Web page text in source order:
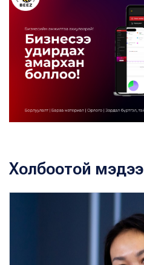
Холбоотой мэдээ